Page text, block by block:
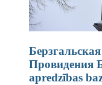
Провидения
apredzības